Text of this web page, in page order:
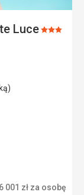
LuceOcena:
6 001 zł za osobę